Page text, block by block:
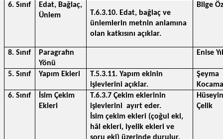
6. Sınıf
Edat, Bağlaç,
Ünlem
T.6.3.10. Edat, bağlaç ve
ünlemlerin metnin anlamına
olan katkısını açıklar.
Bilge
8. Sınıf
Paragrafın
Yönü
Enise
5. Sınıf Yapım Ekleri
T.5.3.11. Yapım ekinin
işlevlerini açıklar.
Şeyma
6. Sınıf
İsim Çekim
Ekleri
T.6.3.7 Çekim eklerinin
işlevlerini  ayırt eder.
İsim çekim ekleri (çoğul eki,
hâl ekleri, iyelik ekleri ve
Çelik